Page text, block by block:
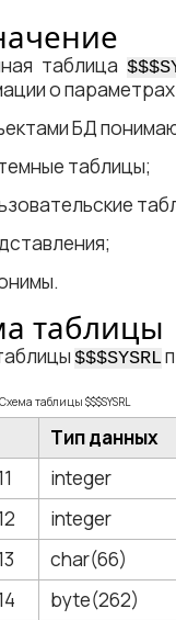
таблица
о
БД
таблицы;
таблицы
$$$SYSRL
таблицы $$$SYSRL
Тип данных
integer
integer
char(66)
byte(262)